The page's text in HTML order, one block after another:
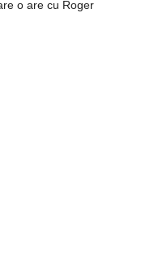
o are cu Roger